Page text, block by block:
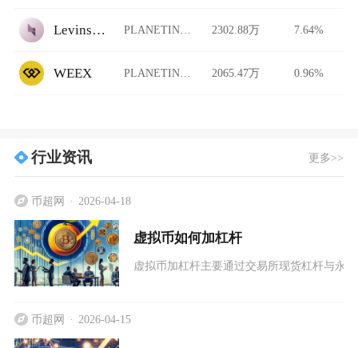
Levinswap PLANETINU/USDT 2302.88万 7.64%
WEEX PLANETINU/USDT 2065.47万 0.96%
行业资讯 更多>>
币超网 2026-04-18
虚拟币如何加杠杆
虚拟币加杠杆主要通过交易所现货杠杆与永
币超网 2026-04-15